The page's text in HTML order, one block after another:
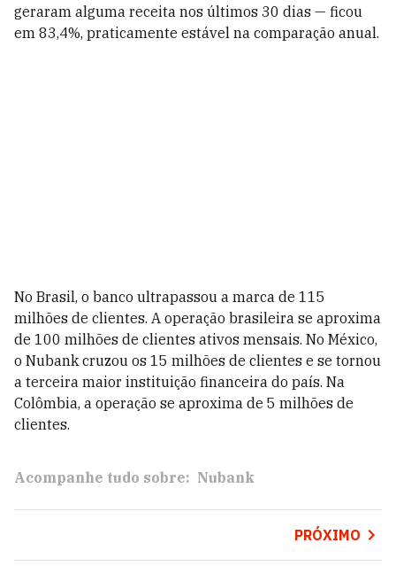
geraram alguma receita nos últimos 30 dias — ficou
em 83,4%, praticamente estável na comparação anual.
No Brasil, o banco ultrapassou a marca de 115
milhões de clientes. A operação brasileira se aproxima
de 100 milhões de clientes ativos mensais. No México,
o Nubank cruzou os 15 milhões de clientes e se tornou
a terceira maior instituição financeira do país. Na
Colômbia, a operação se aproxima de 5 milhões de
clientes.
Acompanhe tudo sobre: Nubank
PRÓXIMO